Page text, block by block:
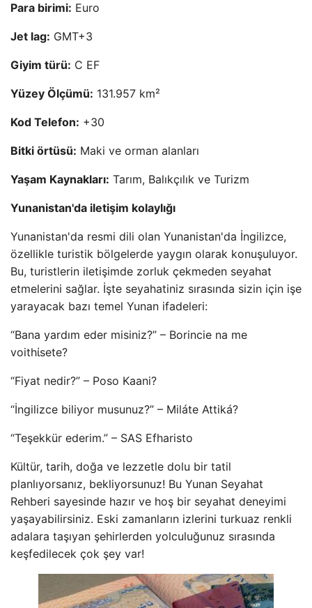
Para birimi: Euro
Jet lag: GMT+3
Giyim türü: C EF
Yüzey Ölçümü: 131.957 km²
Kod Telefon: +30
Bitki örtüsü: Maki ve orman alanları
Yaşam Kaynakları: Tarım, Balıkçılık ve Turizm
Yunanistan'da iletişim kolaylığı
Yunanistan'da resmi dili olan Yunanistan'da İngilizce,
özellikle turistik bölgelerde yaygın olarak konuşuluyor.
Bu, turistlerin iletişimde zorluk çekmeden seyahat
etmelerini sağlar. İşte seyahatiniz sırasında sizin için işe
yarayacak bazı temel Yunan ifadeleri:
“Bana yardım eder misiniz?” – Borincie na me
voithίsete?
“Fiyat nedir?” – Poso Kaani?
“İngilizce biliyor musunuz?” – Miláte Attiká?
“Teşekkür ederim.” – SAS Efharisto
Kültür, tarih, doğa ve lezzetle dolu bir tatil
planlıyorsanız, bekliyorsunuz! Bu Yunan Seyahat
Rehberi sayesinde hazır ve hoş bir seyahat deneyimi
yaşayabilirsiniz. Eski zamanların izlerini turkuaz renkli
adalara taşıyan şehirlerden yolculuğunuz sırasında
keşfedilecek çok şey var!